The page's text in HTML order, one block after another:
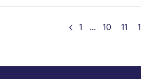
1 ... 10 11